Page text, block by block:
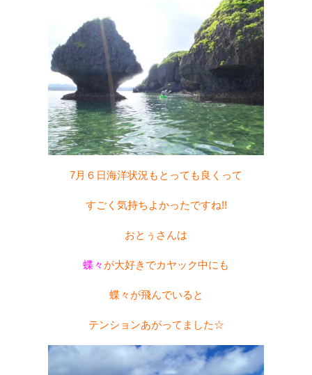
7月６日海洋状況もとっても良くって
すごく気持ちよかったですね!!
おとぅさんは
蝶々 が大好きでカヤック中にも
蝶々が飛んでいると
テンションあがってました☆